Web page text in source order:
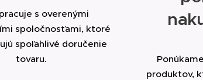
s overenými
spoločnosťami, ktoré
spoľahlivé doručenie
tovaru.
produktov,